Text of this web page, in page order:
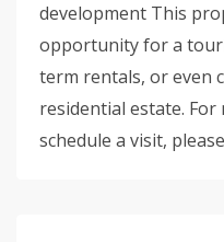
development This
opportunity for a
term rentals, or even
residential estate.
schedule a visit,